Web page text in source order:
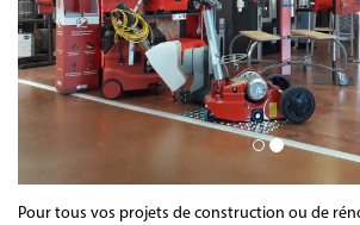
Pour tous vos projets de construction ou de